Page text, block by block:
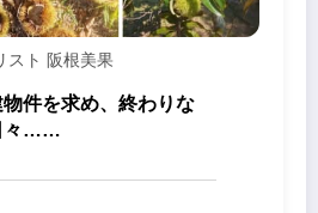
スト 阪根美果
件を求め、終わりな
々……